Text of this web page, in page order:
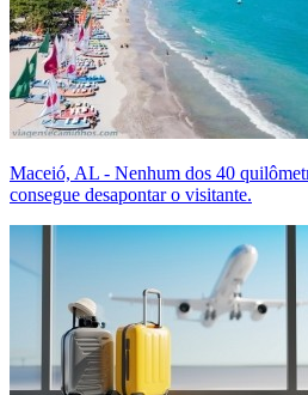
Maceió, AL - Nenhum dos 40
consegue desapontar o visitante.